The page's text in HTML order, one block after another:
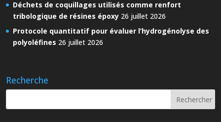
Déchets de coquillages utilisés comme renfort
tribologique de résines époxy 26 juillet 2026
Protocole quantitatif pour évaluer l’hydrogénolyse des
polyoléfines 26 juillet 2026
Recherche